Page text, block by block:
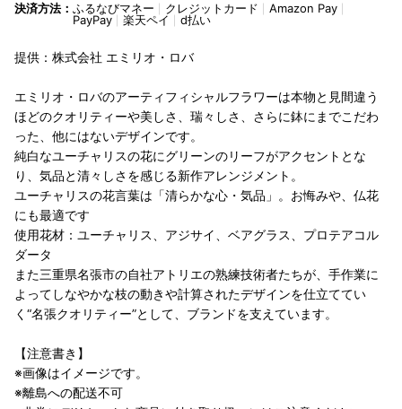
決済方法： ふるなびマネー クレジットカード
Amazon Pay
PayPay
楽天ペイ d払い
提供：株式会社 エミリオ・ロバ
エミリオ・ロバのアーティフィシャルフラワーは本物と見間違う
ほどのクオリティーや美しさ、瑞々しさ、さらに鉢にまでこだわ
った、他にはないデザインです。
純白なユーチャリスの花にグリーンのリーフがアクセントとな
り、気品と清々しさを感じる新作アレンジメント。
ユーチャリスの花言葉は「清らかな心・気品」。お悔みや、仏花
にも最適です
使用花材：ユーチャリス、アジサイ、ベアグラス、プロテアコル
ダータ
また三重県名張市の自社アトリエの熟練技術者たちが、手作業に
よってしなやかな枝の動きや計算されたデザインを仕立ててい
く“名張クオリティー”として、ブランドを支えています。
【注意書き】
※画像はイメージです。
※離島への配送不可